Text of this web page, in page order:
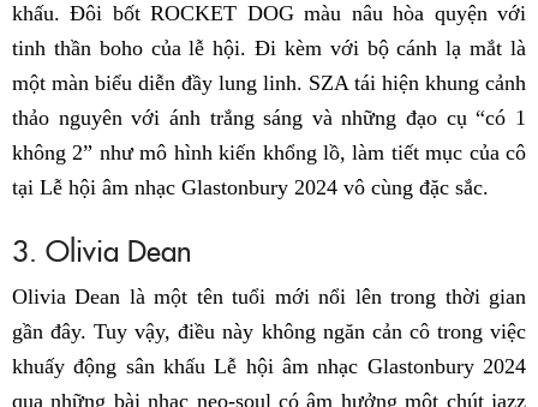
khấu. Đôi bốt ROCKET DOG màu nâu hòa quyện với
tinh thần boho của lễ hội. Đi kèm với bộ cánh lạ mắt là
một màn biểu diễn đầy lung linh. SZA tái hiện khung cảnh
thảo nguyên với ánh trắng sáng và những đạo cụ “có 1
không 2” như mô hình kiến khổng lồ, làm tiết mục của cô
tại Lễ hội âm nhạc Glastonbury 2024 vô cùng đặc sắc.
3. Olivia Dean
Olivia Dean là một tên tuổi mới nổi lên trong thời gian
gần đây. Tuy vậy, điều này không ngăn cản cô trong việc
khuấy động sân khấu Lễ hội âm nhạc Glastonbury 2024
qua những bài nhạc neo-soul có âm hưởng một chút jazz